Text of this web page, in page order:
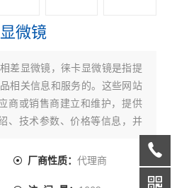
微镜
差显微镜，徕卡显微镜是指提
相关信息和服务的。这些网站
商或销售商建立和维护，提供
、技术参数、价格等信息，并
厂商性质： 代理商